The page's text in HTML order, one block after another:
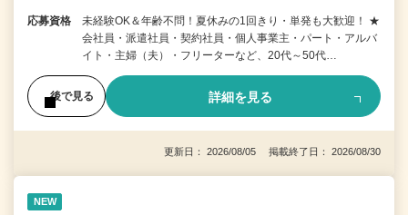
応募資格
未経験OK＆年齢不問！夏休みの1回きり・単発も大歓迎！ ★
会社員・派遣社員・契約社員・個人事業主・パート・アルバ
イト・主婦（夫）・フリーターなど、20代～50代…
後で見る 詳細を見る
更新日： 2026/08/05 掲載終了日： 2026/08/30
NEW